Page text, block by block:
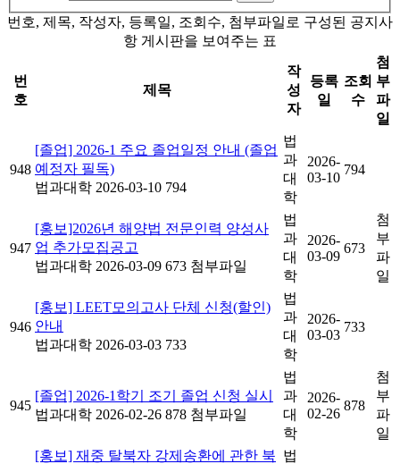
번호, 제목, 작성자, 등록일, 조회수, 첨부파일로 구성된 공지사
항 게시판을 보여주는 표
번
호
제목
작
성
자
등록
일
조회
수
첨
부
파
일
948
[졸업] 2026-1 주요 졸업일정 안내 (졸업
예정자 필독)
법과대학 2026-03-10 794
법
과
대
학
2026-
03-10
794
947
[홍보]2026년 해양법 전문인력 양성사
업 추가모집공고
법과대학 2026-03-09 673 첨부파일
법
과
대
학
2026-
03-09
673
첨
부
파
일
946
[홍보] LEET모의고사 단체 신청(할인)
안내
법과대학 2026-03-03 733
법
과
대
학
2026-
03-03
733
945
[졸업] 2026-1학기 조기 졸업 신청 실시
법과대학 2026-02-26 878 첨부파일
법
과
대
학
2026-
02-26
878
첨
부
파
일
[홍보] 재중 탈북자 강제송환에 관한 북 법